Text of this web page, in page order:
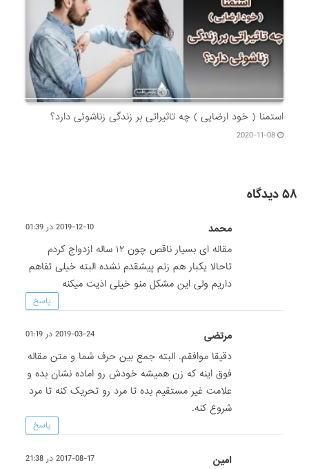
استمنا ( خود ارضایی ) چه تاثیراتی بر زندگی زناشوئی دارد؟
2020-11-08
۵۸ دیدگاه
محمد 2019-12-10 در 01:39
مقاله ای بسیار ناقص چون ۱۲ ساله ازدواج کردم
تاحالا یکبار هم زنم پیشقدم نشده البته خیلی تفاهم
داریم ولی این مشکل منو خیلی اذیت میکنه
پاسخ
مرتضی 2019-03-24 در 01:19
دقیقا موافقم. البته جمع بین حرف شما و متن مقاله
فوق اینه که زن همیشه خودش رو اماده نشان بده و
علامت غیر مستقیم بده تا مرد رو تحریک کنه تا مرد
شروع کنه.
پاسخ
امین 2017-08-17 در 21:38